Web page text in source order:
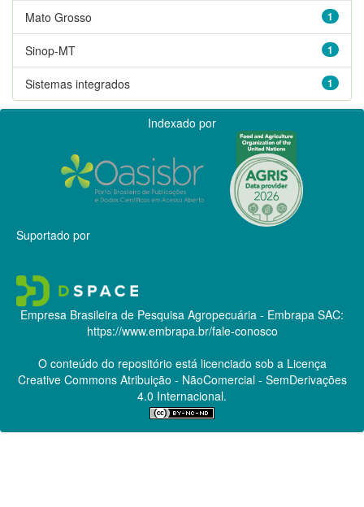
1
Mato Grosso
1
Sinop-MT
1
Sistemas integrados
Indexado por
Suportado por
Empresa Brasileira de Pesquisa Agropecuária - Embrapa SAC:
https://www.embrapa.br/fale-conosco
O conteúdo do repositório está licenciado sob a Licença
Creative CommonsAtribuição - NãoComercial - SemDerivações
4.0 Internacional.